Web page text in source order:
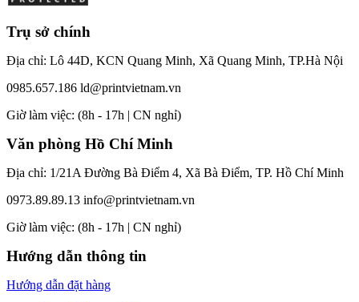
Trụ sở chính
Địa chỉ: Lô 44D, KCN Quang Minh, Xã Quang Minh, TP.Hà Nội
0985.657.186 ld@printvietnam.vn
​Giờ làm việc: (8h - 17h | CN nghỉ)
Văn phòng Hồ Chí Minh
Địa chỉ: 1/21A Đường Bà Điểm 4, Xã Bà Điểm, TP. Hồ Chí Minh
0973.89.89.13 info@printvietnam.vn
​Giờ làm việc: (8h - 17h | CN nghỉ)
Hướng dẫn thông tin
Hướng dẫn đặt hàng